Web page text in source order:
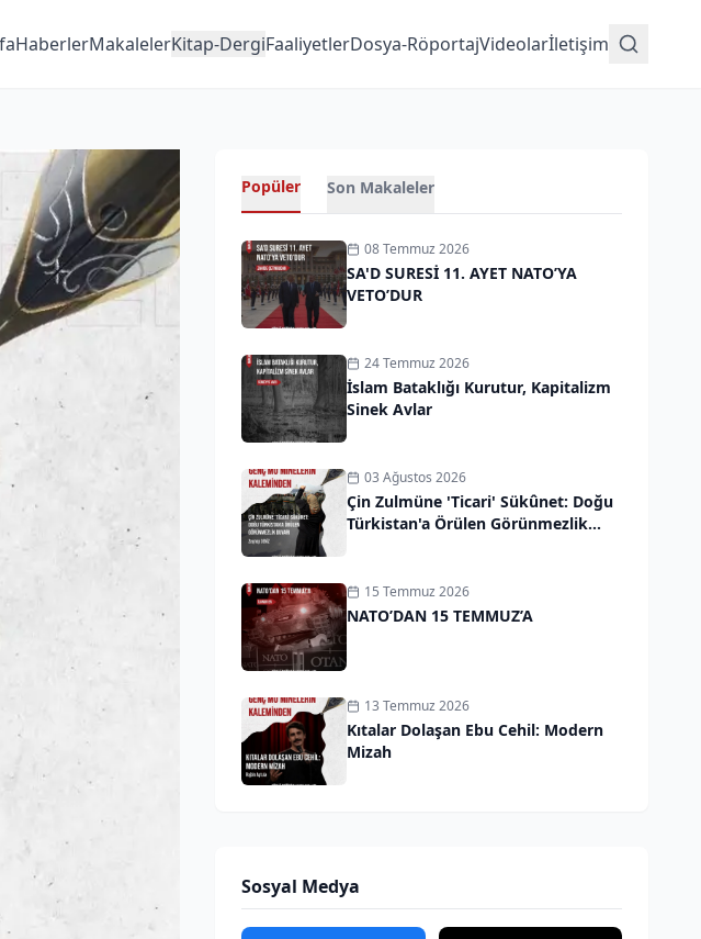
HaberlerMakalelerKitap-DergiFaaliyetlerDosya-RöportajVideolarİletişim
Popüler Son Makaleler
08 Temmuz 2026
SA'D SURESİ 11. AYET NATO’YA
VETO’DUR
24 Temmuz 2026
İslam Bataklığı Kurutur, Kapitalizm
Sinek Avlar
03 Ağustos 2026
Çin Zulmüne 'Ticari' Sükûnet: Doğu
Türkistan'a Örülen Görünmezlik
15 Temmuz 2026
NATO’DAN 15 TEMMUZ’A
13 Temmuz 2026
Kıtalar Dolaşan Ebu Cehil: Modern
Mizah
Sosyal Medya